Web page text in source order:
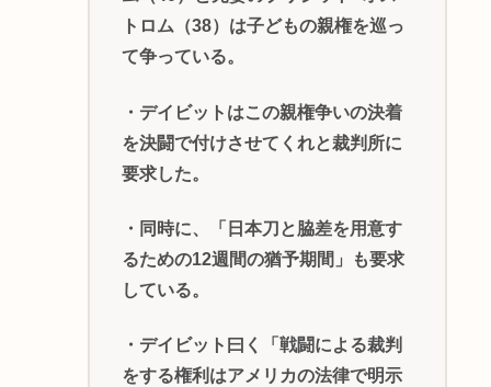
トロム（38）は子どもの親権を巡っ
て争っている。
・デイビットはこの親権争いの決着
を決闘で付けさせてくれと裁判所に
要求した。
・同時に、「日本刀と脇差を用意す
るための12週間の猶予期間」も要求
している。
・デイビット曰く「戦闘による裁判
をする権利はアメリカの法律で明示